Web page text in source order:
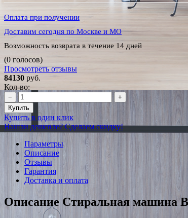
Оплата при получении
Доставим сегодня по Москве и МО
Возможность возврата в течение 14 дней
(0 голосов)
Просмотреть отзывы
84130 руб.
Кол-во:
−
+
Купить
Купить в один клик
Нашли дешевле? Сделаем скидку!
Параметры
Описание
Отзывы
Гарантия
Доставка и оплата
Описание Стиральная машина